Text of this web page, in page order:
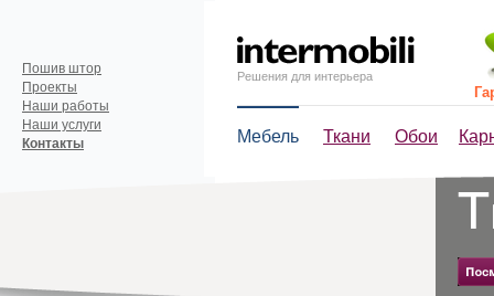
Решения для интерьера
Мебель Ткани Обои
Пошив штор
Проекты
Наши работы
Наши услуги
Контакты